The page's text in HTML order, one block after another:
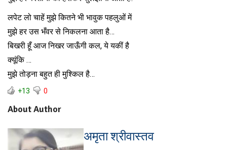
लपेट लो चाहें मुझे कितने भी भावुक पहलुओं में
मुझे हर उस भँवर से निकलना आता है…
बिखरी हूँ आज निखर जाऊँगी कल, ये यकीं है
क्यूंकि …
मुझे तोड़ना बहुत ही मुश्किल है…
+13 0
About Author
अमृता श्रीवास्तव